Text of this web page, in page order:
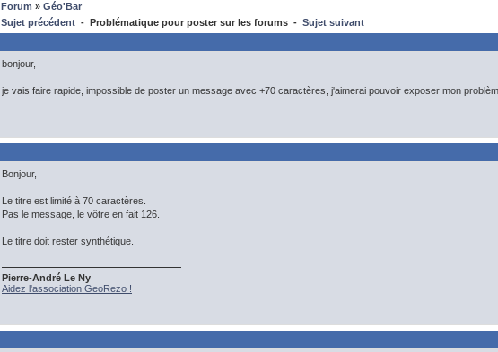
Forum » Géo'Bar
Sujet précédent - Problématique pour poster sur les forums - Sujet suivant
bonjour,
je vais faire rapide, impossible de poster un message avec +70 caractères, j'aimerai pouvoir exposer mon
Bonjour,
Le titre est limité à 70 caractères.
Pas le message, le vôtre en fait 126.
Le titre doit rester synthétique.
Pierre-André Le Ny
Aidez l'association GeoRezo !